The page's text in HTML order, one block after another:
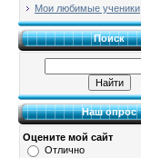
Мои любимые ученики
Поиск
Наш опрос
Оцените мой сайт
Отлично